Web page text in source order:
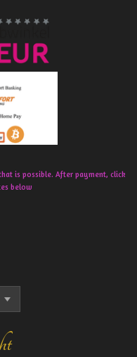
is possible. After payment, click
below